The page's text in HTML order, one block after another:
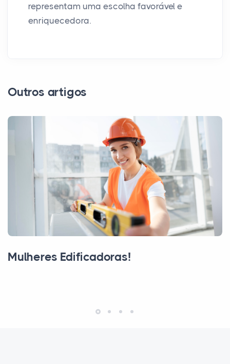
representam uma escolha favorável e
enriquecedora.
Outros artigos
Mulheres Edificadoras!